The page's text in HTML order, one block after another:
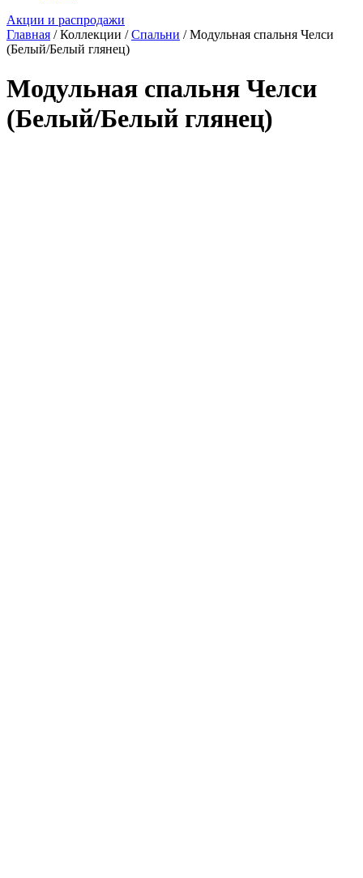
Акции и распродажи
Главная / Коллекции /Спальни / Модульная спальня Челси
(Белый/Белый глянец)
Модульная спальня Челси
(Белый/Белый глянец)